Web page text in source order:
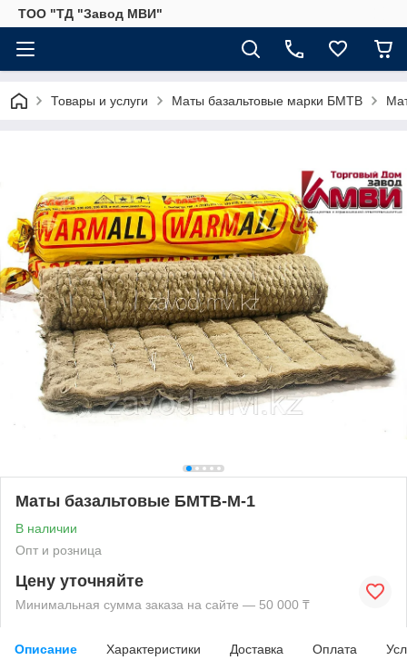
ТОО "ТД "Завод МВИ"
Товары и услуги Маты базальтовые марки БМТВ
Маты базальтовые БМТВ-М-1
В наличии
Опт и розница
Цену уточняйте
Минимальная сумма заказа на сайте — 50 000 ₸
Описание Характеристики Доставка Оплата